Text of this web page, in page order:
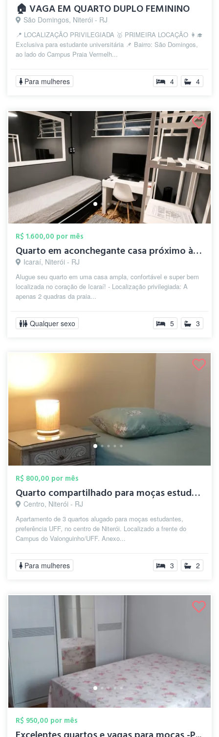
🏠 VAGA EM QUARTO DUPLO FEMININO
São Domingos, Niterói - RJ
📍 LOCALIZAÇÃO PRIVILEGIADA 🥇 PRIMEIRA LOCAÇÃO 👩‍🎓
Exclusiva para estudante universitária 📌 Bairro: São Domingos,
ao lado do Campus Praia Vermelh...
Para mulheres 4 4
R$ 1.600,00 por mês
Quarto em aconchegante casa próximo à pr...
Icaraí, Niterói - RJ
Alugue seu quarto em uma casa ampla, confortável e super bem
localizada no coração de Icaraí! - Localização privilegiada: A
apenas 2 quadras da praia...
Qualquer sexo 5 3
R$ 800,00 por mês
Quarto compartilhado para moças estudant...
Centro, Niterói - RJ
Apartamento de 3 quartos alugado para moças estudantes,
preferência UFF, no centro de Niterói. Localizado a frente do
Campus do Valonguinho/UFF. Anexo...
Para mulheres 3 2
R$ 950,00 por mês